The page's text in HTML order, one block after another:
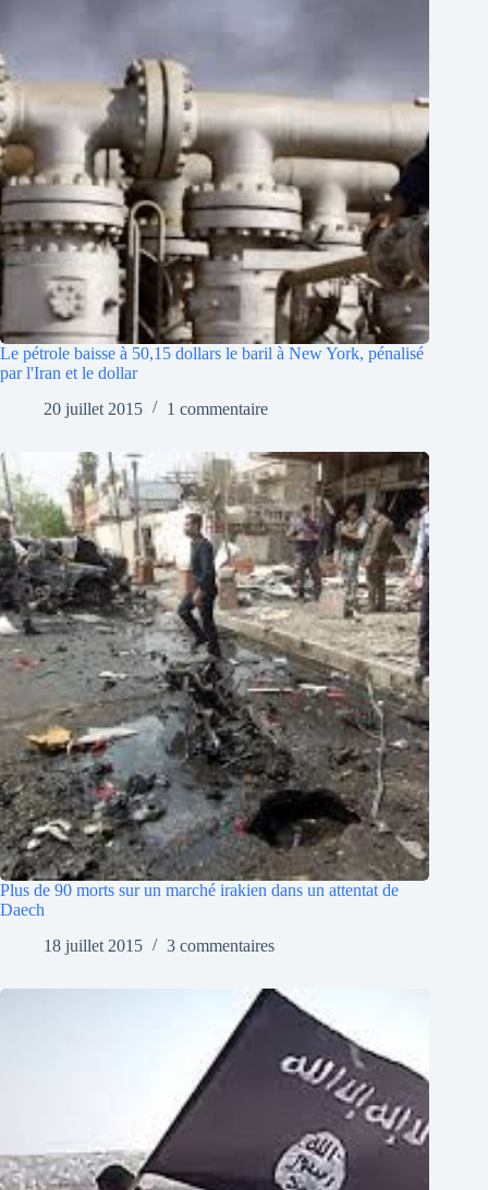
Le pétrole baisse à 50,15 dollars le baril à New York, pénalisé
par l'Iran et le dollar
20 juillet 2015
1 commentaire
Plus de 90 morts sur un marché irakien dans un attentat de
Daech
18 juillet 2015
3 commentaires